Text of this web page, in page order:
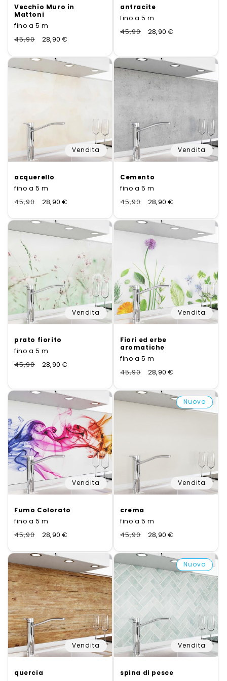
Vecchio Muro in
Mattoni
fino a 5 m
Normaler
45,90 Verkaufspreis
28,90 €
antracite
fino a 5 m
Normaler
45,90 Verkaufspreis
28,90 €
Vendita
acquerello
fino a 5 m
Normaler
45,90 Verkaufspreis
28,90 €
Vendita
Cemento
fino a 5 m
Normaler
45,90 Verkaufspreis
28,90 €
Vendita
prato fiorito
fino a 5 m
Normaler
45,90 Verkaufspreis
28,90 €
Vendita
Fiori ed erbe
aromatiche
fino a 5 m
Normaler
45,90 Verkaufspreis
28,90 €
Vendita
Fumo Colorato
fino a 5 m
Normaler
45,90 Verkaufspreis
28,90 €
Nuovo
Vendita
crema
fino a 5 m
Normaler
45,90 Verkaufspreis
28,90 €
Vendita
quercia
Nuovo
Vendita
spina di pesce